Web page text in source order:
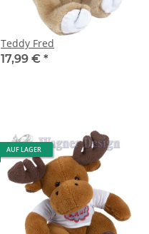
Teddy Fred
17,99 € *
AUF LAGER